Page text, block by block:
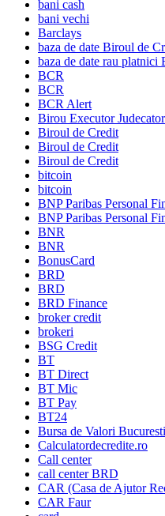
bani cash
bani vechi
Barclays
baza de date Biroul de
baza de date rau platnici
BCR
BCR
BCR Alert
Birou Executor
Biroul de Credit
Biroul de Credit
Biroul de Credit
bitcoin
bitcoin
BNP Paribas Personal
BNP Paribas Personal
BNR
BNR
BonusCard
BRD
BRD
BRD Finance
broker credit
brokeri
BSG Credit
BT
BT Direct
BT Mic
BT Pay
BT24
Bursa de Valori
Calculatordecredite.ro
Call center
call center BRD
CAR (Casa de Ajutor
CAR Faur